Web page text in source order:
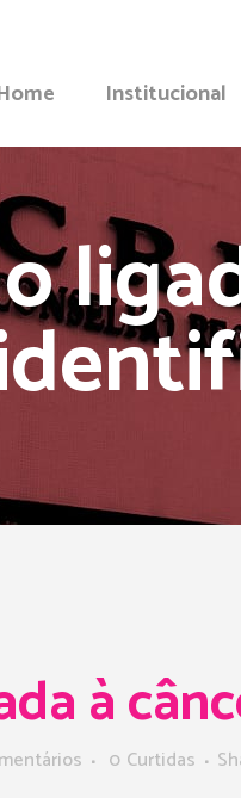
Institucional
à
0 Curtidas